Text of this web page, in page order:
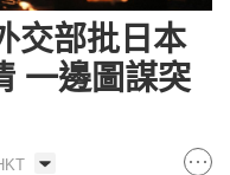
交部批日本
一邊圖謀突